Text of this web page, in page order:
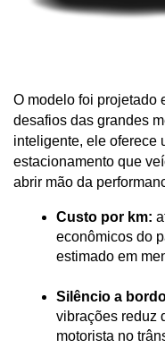
O modelo foi projetado
desafios das grandes
inteligente, ele oferece
estacionamento que
abrir mão da
Custo por km:
econômicos do
estimado em
Silêncio a
vibrações reduz
motorista no